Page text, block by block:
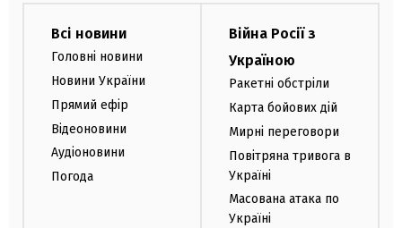
Всі новини
Головні новини
Новини України
Прямий ефір
Відеоновини
Аудіоновини
Погода
Війна Росії з
Україною
Ракетні обстріли
Карта бойових дій
Мирні переговори
Повітряна тривога в
Україні
Масована атака по
Україні